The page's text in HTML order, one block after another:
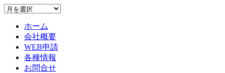
ー
ア
ホーム
会社概要
WEB申請
各種情報
お問合せ